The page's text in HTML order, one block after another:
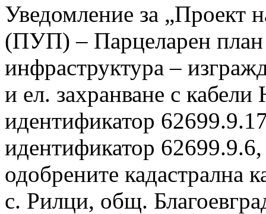
Уведомление за „Проект
(ПУП) – Парцеларен
инфраструктура –
и ел. захранване с
идентификатор
идентификатор
одобрените кадастрална
с. Рилци, общ.